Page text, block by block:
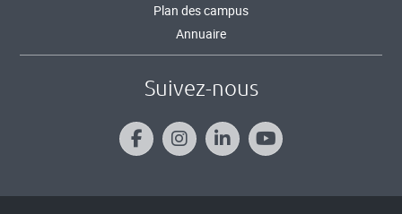
Plan des campus
Annuaire
Suivez-nous